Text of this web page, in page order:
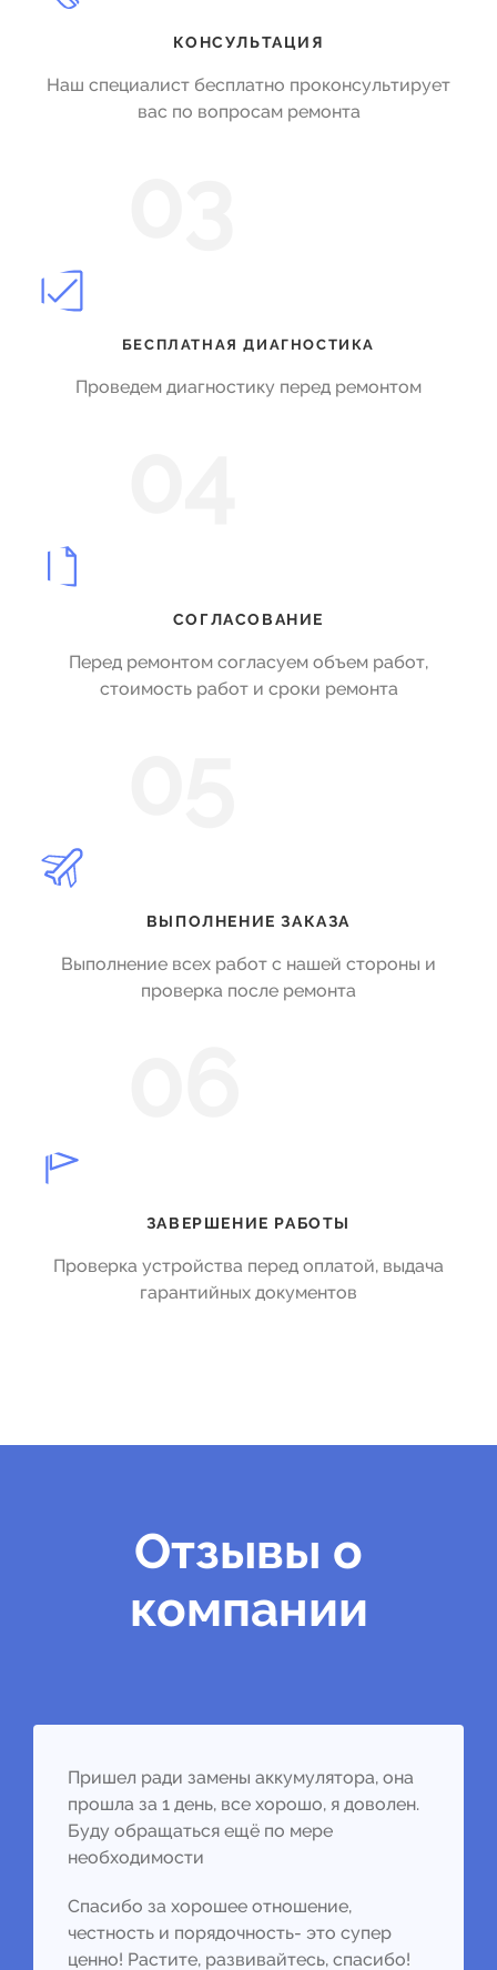
КОНСУЛЬТАЦИЯ
Наш специалист бесплатно проконсультирует
вас по вопросам ремонта
БЕСПЛАТНАЯ ДИАГНОСТИКА
Проведем диагностику перед ремонтом
СОГЛАСОВАНИЕ
Перед ремонтом согласуем объем работ,
стоимость работ и сроки ремонта
ВЫПОЛНЕНИЕ ЗАКАЗА
Выполнение всех работ с нашей стороны и
проверка после ремонта
ЗАВЕРШЕНИЕ РАБОТЫ
Проверка устройства перед оплатой, выдача
гарантийных документов
Отзывы о
компании
Пришел ради замены аккумулятора, она
прошла за 1 день, все хорошо, я доволен.
Буду обращаться ещё по мере
необходимости
Спасибо за хорошее отношение,
честность и порядочность- это супер
ценно! Растите, развивайтесь, спасибо!